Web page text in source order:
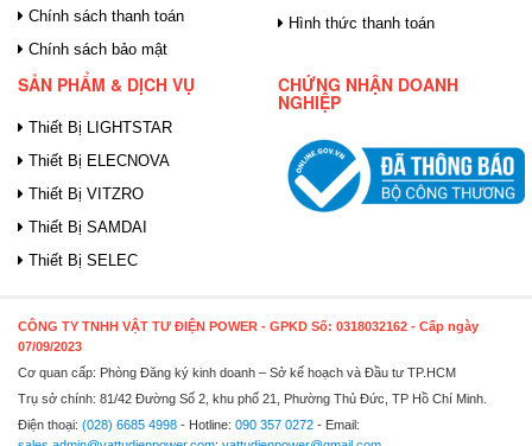
Chính sách thanh toán
Chính sách bảo mật
Hình thức thanh toán
SẢN PHẨM & DỊCH VỤ
Thiết Bị LIGHTSTAR
Thiết Bị ELECNOVA
Thiết Bị VITZRO
Thiết Bị SAMDAI
Thiết Bị SELEC
CHỨNG NHẬN DOANH
NGHIỆP
CÔNG TY TNHH VẬT TƯ ĐIỆN POWER - GPKD Số: 0318032162 - Cấp ngày
07/09/2023
Cơ quan cấp: Phòng Đăng ký kinh doanh – Sở kế hoạch và Đầu tư TP.HCM
Trụ sở chính: 81/42 Đường Số 2, khu phố 21, Phường Thủ Đức, TP Hồ Chí Minh.
Điện thoại: (028) 6685 4998 - Hotline: 090 357 0272 - Email: